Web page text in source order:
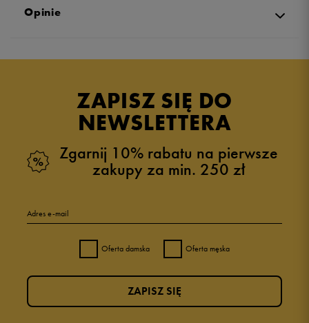
Opinie
ZAPISZ SIĘ DO
NEWSLETTERA
Zgarnij 10% rabatu na pierwsze
zakupy za min. 250 zł
Adres e-mail
Oferta damska Oferta męska
ZAPISZ SIĘ